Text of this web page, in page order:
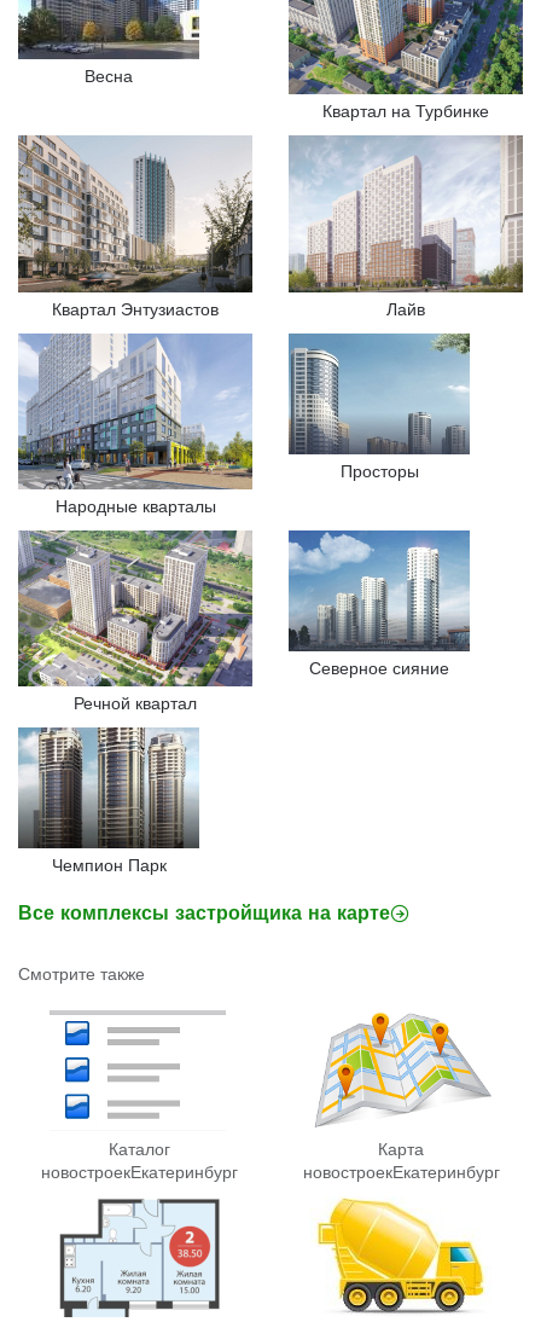
Весна
Квартал на Турбинке
Квартал Энтузиастов Лайв
Народные кварталы
Просторы
Речной квартал
Северное сияние
Чемпион Парк
Все комплексы застройщика на карте
Смотрите также
Каталог
новостроекЕкатеринбург
Карта
новостроекЕкатеринбург